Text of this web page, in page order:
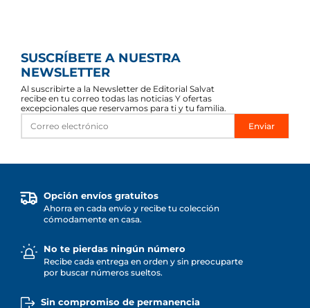
SUSCRÍBETE A NUESTRA
NEWSLETTER
Al suscribirte a la Newsletter de Editorial Salvat
recibe en tu correo todas las noticias Y ofertas
excepcionales que reservamos para ti y tu familia.
Enviar
Opción envíos gratuitos
Ahorra en cada envío y recibe tu colección
cómodamente en casa.
No te pierdas ningún número
Recibe cada entrega en orden y sin preocuparte
por buscar números sueltos.
Sin compromiso de permanencia